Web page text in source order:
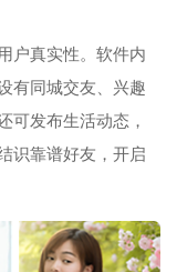
户真实性。软件内
有同城交友、兴趣
可发布生活动态，
识靠谱好友，开启